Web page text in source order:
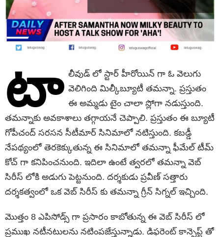
టా లీవుడ్ లో స్టార్ హీరోయిన్ గా ఓ వెలుగు
వెలిగింది మిల్కీబ్యూటీ తమన్నా. ప్రస్తుతం
ఈ అమ్మడు టైం చాలా స్లోగా నడుస్తుంది.
తమన్నాకు అవకాశాలు తగ్గాయనే చెప్పాలి. ప్రస్తుతం ఈ బ్యూటీ
గోపీచంద్ సరసన సీటీమార్ సినిమాలో నటిస్తుంది. కబడ్డీ
నేపథ్యంలో తెరకెక్కుతున్న ఈ సినిమాలో తమన్నా ఫీమేల్ టీమ్
కోచ్ గా కనిపించనుంది. ఇదిలా ఉంటే త్వరలో తమన్నా వెబ్
సిరీస్ లోకి అడుగు పెట్టనుంది. దర్శకుడు ప్రవీణ్ సత్తారు
దర్శకత్వంలో ఒక వెబ్ సిరీస్ కు తమన్నా గ్రీన్ సిగ్నల్ ఇచ్చింది.
మొత్తం 8 ఎపిసోడ్స్ గా ప్రసారం కాబోతున్న ఈ వెబ్ సిరీస్ లో
ప్రముఖ నటీనటులను నటింపజేస్తున్నాడు. డిఫరెంట్ కాన్సెప్ట్ తో